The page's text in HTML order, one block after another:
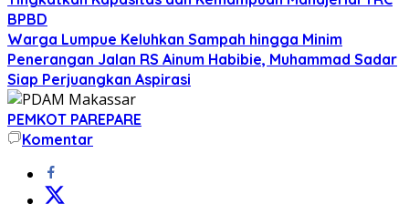
BPBD
Warga Lumpue Keluhkan Sampah hingga Minim
Penerangan Jalan RS Ainum Habibie, Muhammad Sadar
Siap Perjuangkan Aspirasi
PEMKOT PAREPARE
Komentar